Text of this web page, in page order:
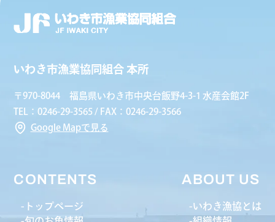
いわき市漁業協同組合 本所
〒970-8044 福島県いわき市中央台飯野4-3-1 水産会館2F
TEL：0246-29-3565 / FAX：0246-29-3566
Google Mapで見る
CONTENTS
トップページ
ABOUT US
いわき漁協とは